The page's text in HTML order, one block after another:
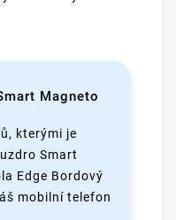
Magneto
kterými je
Smart
Edge Bordový
mobilní telefon